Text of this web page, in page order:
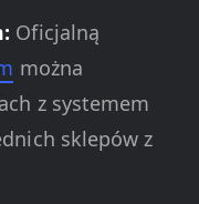
Oficjalną
można
z systemem
sklepów z